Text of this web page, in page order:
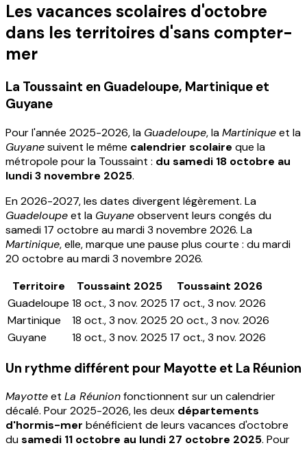
Les vacances scolaires d'octobre
dans les territoires d'sans compter-
mer
La Toussaint en Guadeloupe, Martinique et
Guyane
Pour l'année 2025-2026, la Guadeloupe, laMartiniqueet la
Guyanesuivent le même calendrier scolaire que la
métropole pour la Toussaint : du samedi 18 octobre au
lundi 3 novembre 2025.
En 2026-2027, les dates divergent légèrement. La
Guadeloupeet la Guyaneobservent leurs congés du
samedi 17 octobre au mardi 3 novembre 2026. La
Martinique, elle, marque une pause plus courte : du mardi
20 octobre au mardi 3 novembre 2026.
Territoire
Toussaint 2025
Toussaint 2026
Guadeloupe 18 oct., 3 nov. 2025 17 oct., 3 nov. 2026
Martinique
18 oct., 3 nov. 2025 20 oct., 3 nov. 2026
Guyane
18 oct., 3 nov. 2025 17 oct., 3 nov. 2026
Un rythme différent pour Mayotte et La Réunion
Mayotteet La Réunionfonctionnent sur un calendrier
décalé. Pour 2025-2026, les deux départements
d'hormis-mer bénéficient de leurs vacances d'octobre
dusamedi 11 octobre au lundi 27 octobre 2025. Pour